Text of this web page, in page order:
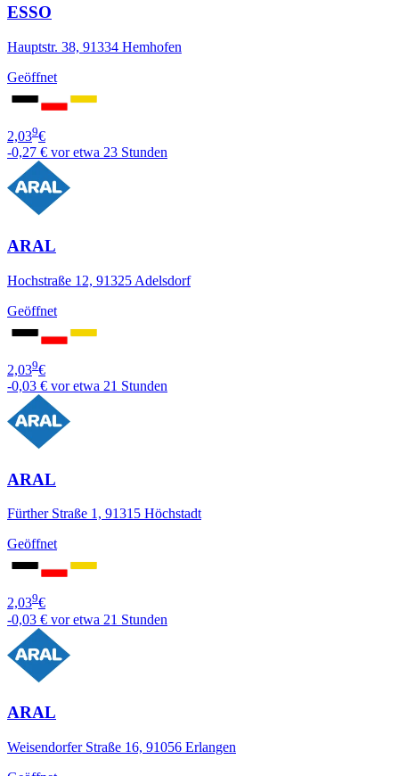
ESSO
Hauptstr. 38, 91334 Hemhofen
Geöffnet
2,039€
-0,27 € vor etwa 23 Stunden
ARAL
Hochstraße 12, 91325 Adelsdorf
Geöffnet
2,039€
-0,03 € vor etwa 21 Stunden
ARAL
Fürther Straße 1, 91315 Höchstadt
Geöffnet
2,039€
-0,03 € vor etwa 21 Stunden
ARAL
Weisendorfer Straße 16, 91056 Erlangen